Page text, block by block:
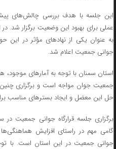
این جلسه با هدف بررسی چالش‌های
عملی برای بهبود این وضعیت برگزار شد.
به‌ عنوان یکی از نهادهای مؤثر در این
جوانی جمعیت اعلام شد.
استان سمنان با توجه به آمارهای
جمعیت جوان مواجه است و برگزاری
حل این معضل و ایجاد بسترهای مناسب
برگزاری جلسه قرارگاه جوانی جمعیت در
گامی مهم در راستای افزایش
جوانی جمعیت در این استان است. با